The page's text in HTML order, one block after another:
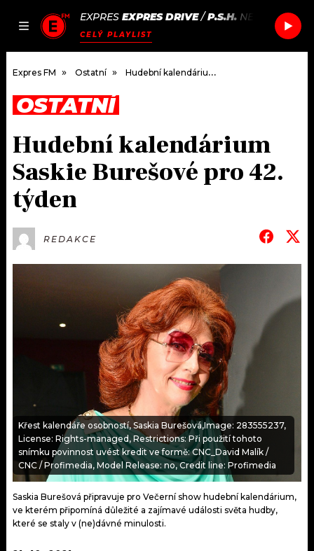
JAK
SEZNAM.CZ
EXPRES EXPRES DRIVE/P.S.H. NEKDO JINEJ
CELÝ PLAYLIST
DOMŮ
ČLÁNKY
AKTUÁLNĚ
ROZHOVORY
#NEBUDUDOMA
KALENDÁŘ
TRENDY
KULTURA
OSTATNÍ
PODCASTY
JAK NALADIT
PROGRAM
SOUTĚŽE
Expres FM Ostatní Hudební kalendárium Saskie Burešové pro 42. týden
OSTATNÍ
Hudební kalendárium
Saskie Burešové pro 42.
týden
REDAKCE
Křest kalendáře osobností, Saskia Burešová,Image: 283555237,
License: Rights-managed, Restrictions: Při použití tohoto
snímku povinnost uvést kredit ve formě: CNC_David Malík /
CNC / Profimedia, Model Release: no, Credit line: Profimedia
Saskia Burešová připravuje pro Večerní show hudební kalendárium,
ve kterém připomíná důležité a zajímavé události světa hudby,
které se staly v (ne)dávné minulosti.